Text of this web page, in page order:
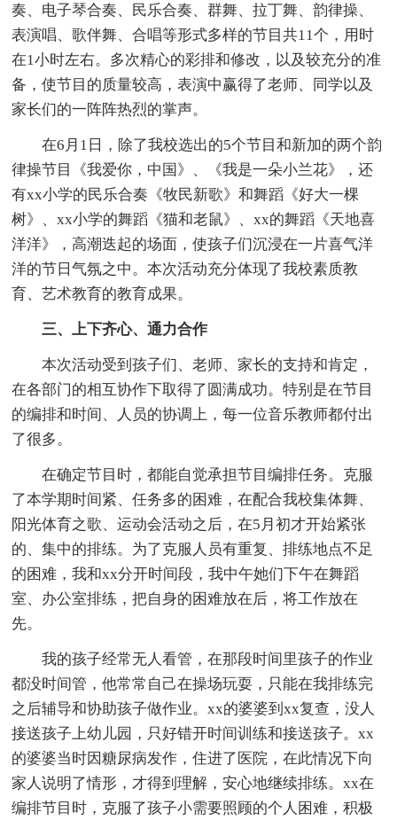
奏、电子琴合奏、民乐合奏、群舞、拉丁舞、韵律操、
表演唱、歌伴舞、合唱等形式多样的节目共11个，用时
在1小时左右。多次精心的彩排和修改，以及较充分的准
备，使节目的质量较高，表演中赢得了老师、同学以及
家长们的一阵阵热烈的掌声。
在6月1日，除了我校选出的5个节目和新加的两个韵
律操节目《我爱你，中国》、《我是一朵小兰花》，还
有xx小学的民乐合奏《牧民新歌》和舞蹈《好大一棵
树》、xx小学的舞蹈《猫和老鼠》、xx的舞蹈《天地喜
洋洋》，高潮迭起的场面，使孩子们沉浸在一片喜气洋
洋的节日气氛之中。本次活动充分体现了我校素质教
育、艺术教育的教育成果。
三、上下齐心、通力合作
本次活动受到孩子们、老师、家长的支持和肯定，
在各部门的相互协作下取得了圆满成功。特别是在节目
的编排和时间、人员的协调上，每一位音乐教师都付出
了很多。
在确定节目时，都能自觉承担节目编排任务。克服
了本学期时间紧、任务多的困难，在配合我校集体舞、
阳光体育之歌、运动会活动之后，在5月初才开始紧张
的、集中的排练。为了克服人员有重复、排练地点不足
的困难，我和xx分开时间段，我中午她们下午在舞蹈
室、办公室排练，把自身的困难放在后，将工作放在
先。
我的孩子经常无人看管，在那段时间里孩子的作业
都没时间管，他常常自己在操场玩耍，只能在我排练完
之后辅导和协助孩子做作业。xx的婆婆到xx复查，没人
接送孩子上幼儿园，只好错开时间训练和接送孩子。xx
的婆婆当时因糖尿病发作，住进了医院，在此情况下向
家人说明了情形，才得到理解，安心地继续排练。xx在
编排节目时，克服了孩子小需要照顾的个人困难，积极